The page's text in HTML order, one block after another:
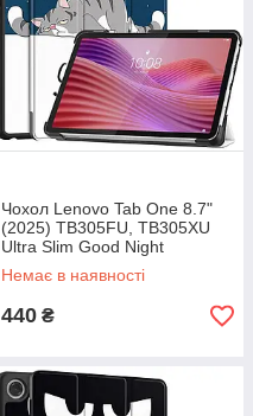
Чохол Lenovo Tab One 8.7"
(2025) TB305FU, TB305XU
Ultra Slim Good Night
Немає в наявності
440 ₴